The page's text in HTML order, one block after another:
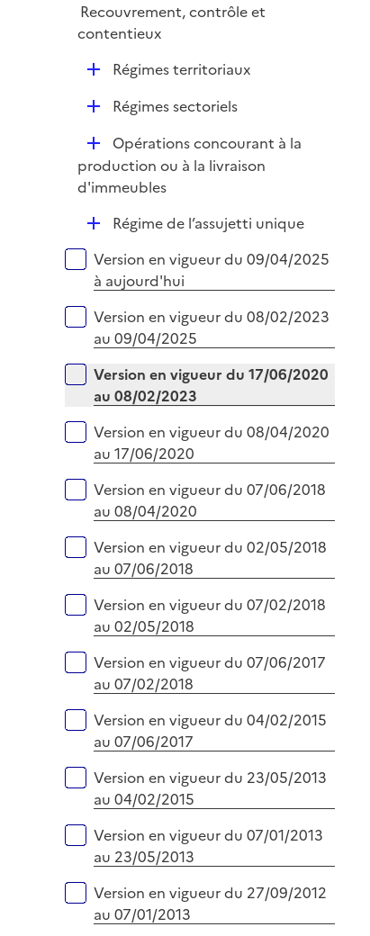
r
i
e
Recouvrement, contrôle et
contentieux
D
e
r
Régimes territoriaux
D
l
i
Régimes sectoriels
D
é
p
e
r
Opérations concourant à la
production ou à la livraison
d'immeubles
D
p
l
i
r
Régime de l’assujetti unique
Versions sur la période
Version en vigueur du 09/04/2025
à aujourd'hui
Version en vigueur du 08/02/2023
au 09/04/2025
Version en vigueur du 17/06/2020
au 08/02/2023
Version en vigueur du 08/04/2020
au 17/06/2020
Version en vigueur du 07/06/2018
au 08/04/2020
Version en vigueur du 02/05/2018
au 07/06/2018
Version en vigueur du 07/02/2018
au 02/05/2018
Version en vigueur du 07/06/2017
au 07/02/2018
Version en vigueur du 04/02/2015
au 07/06/2017
Version en vigueur du 23/05/2013
au 04/02/2015
Version en vigueur du 07/01/2013
au 23/05/2013
Version en vigueur du 27/09/2012
au 07/01/2013